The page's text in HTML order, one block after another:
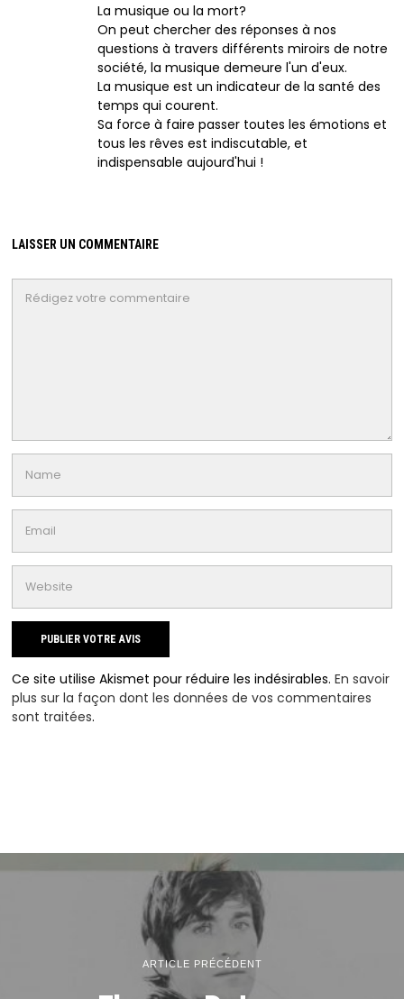
La musique ou la mort?
On peut chercher des réponses à nos
questions à travers différents miroirs de notre
société, la musique demeure l'un d'eux.
La musique est un indicateur de la santé des
temps qui courent.
Sa force à faire passer toutes les émotions et
tous les rêves est indiscutable, et
indispensable aujourd'hui !
LAISSER UN COMMENTAIRE
Ce site utilise Akismet pour réduire les indésirables.En savoir
plus sur la façon dont les données de vos commentaires
sont traitées.
ARTICLE PRÉCÉDENT